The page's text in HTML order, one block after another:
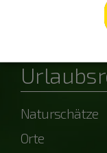
powered by
Naturschätze
Orte